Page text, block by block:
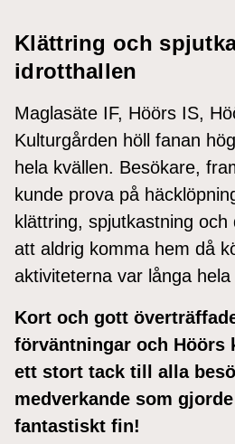
Klättring och
idrotthallen
Maglasäte IF, Höörs IS,
Kulturgården höll fanan
hela kvällen. Besökare,
kunde prova på
klättring, spjutkastning och
att aldrig komma hem då
aktiviteterna var långa hela
Kort och gott
förväntningar och Höörs
ett stort tack till alla
medverkande som
fantastiskt fin!